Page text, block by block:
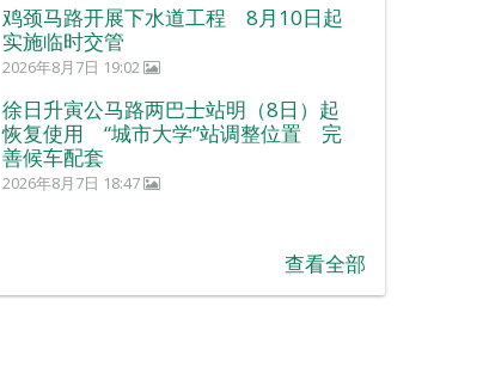
鸡颈马路开展下水道工程 8月10日起
实施临时交管
2026年8月7日 19:02
徐日升寅公马路两巴士站明（8日）起
恢复使用 “城市大学”站调整位置 完
善候车配套
2026年8月7日 18:47
查看全部